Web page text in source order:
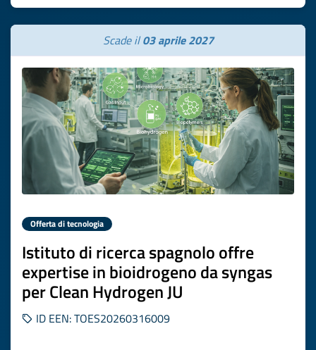
Scade il03 aprile 2027
Offerta di tecnologia
Istituto di ricerca spagnolo offre
expertise in bioidrogeno da syngas
per Clean Hydrogen JU
ID EEN: TOES20260316009